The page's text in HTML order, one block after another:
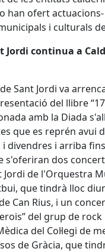
han ofert
i culturals
Jordi continua a
Sant Jordi va
del llibre
amb la Diada
que es reprén avui
divendres i arriba
s'oferiran dos
Jordi de l'Orquestra
que tindrà lloc
Can Rius, i un
del grup de rock
del Col·legi de
de Gràcia, que